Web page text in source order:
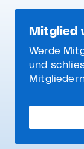
Mitglied
Werde
und